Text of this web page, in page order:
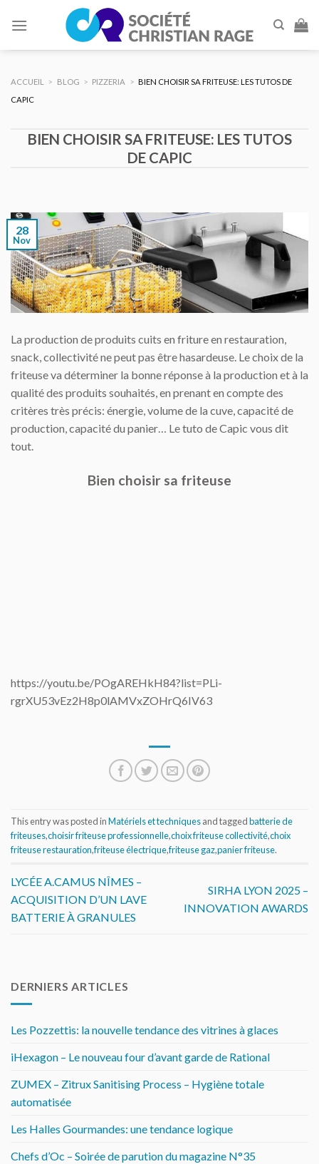
ACCUEIL > BLOG > PIZZERIA > BIEN CHOISIR SA FRITEUSE: LES TUTOS DE
CAPIC
BIEN CHOISIR SA FRITEUSE: LES TUTOS
DE CAPIC
28
Nov
La production de produits cuits en friture en restauration,
snack, collectivité ne peut pas être hasardeuse. Le choix de la
friteuse va déterminer la bonne réponse à la production et à la
qualité des produits souhaités, en prenant en compte des
critères très précis: énergie, volume de la cuve, capacité de
production, capacité du panier… Le tuto de Capic vous dit
tout.
Bien choisir sa friteuse
https://youtu.be/POgAREHkH84?list=PLi-
rgrXU53vEz2H8p0lAMVxZOHrQ6IV63
This entry was posted inMatériels et techniquesand taggedbatterie de
friteuses,choisir friteuse professionnelle,choix friteuse collectivité,choix
friteuse restauration,friteuse électrique,friteuse gaz,panier friteuse.
LYCÉE A.CAMUS NÎMES –
ACQUISITION D’UN LAVE
BATTERIE À GRANULES
SIRHA LYON 2025 –
INNOVATION AWARDS
DERNIERS ARTICLES
Les Pozzettis: la nouvelle tendance des vitrines à glaces
iHexagon – Le nouveau four d’avant garde de Rational
ZUMEX – Zitrux Sanitising Process – Hygiène totale
automatisée
Les Halles Gourmandes: une tendance logique
Chefs d’Oc – Soirée de parution du magazine N°35